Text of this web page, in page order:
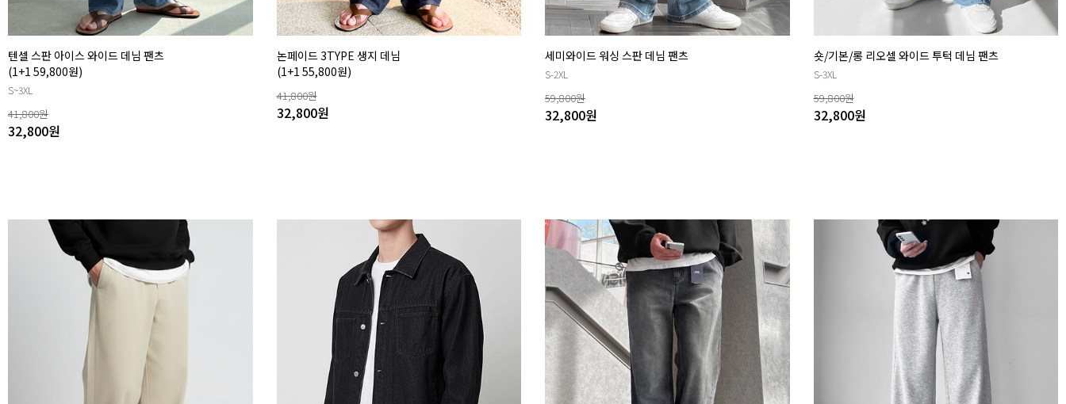
텐셀 스판 아이스 와이드 데님 팬츠
(1+1 59,800원)
S~3XL
41,800원
32,800원
논페이드 3TYPE 생지 데님
(1+1 55,800원)
41,800원
32,800원
세미와이드 워싱 스판 데님 팬츠
S-2XL
59,800원
32,800원
숏/기본/롱 리오셀 와이드 투턱 데님 팬츠
S-3XL
59,800원
32,800원